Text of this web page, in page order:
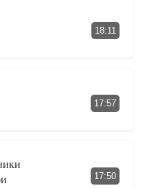
18:11
17:57
17:50